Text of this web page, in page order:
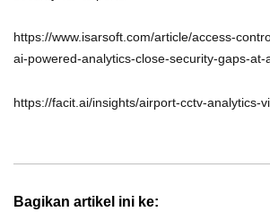
https://www.isarsoft.com/article/access-
ai-powered-analytics-close-security-gaps-at-
https://facit.ai/insights/airport-cctv-analytics-
Bagikan artikel ini ke: